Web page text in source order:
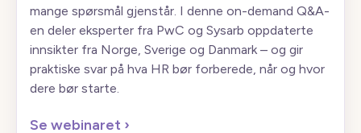
mange spørsmål gjenstår. I denne on-demand Q&A-
en deler eksperter fra PwC og Sysarb oppdaterte
innsikter fra Norge, Sverige og Danmark – og gir
praktiske svar på hva HR bør forberede, når og hvor
dere bør starte.
Se webinaret ›